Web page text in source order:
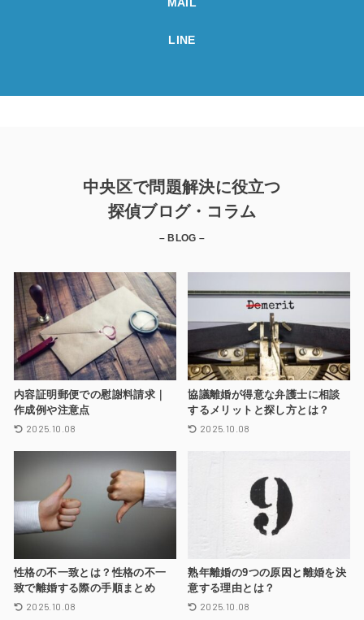
LINE
中央区で問題解決に役立つ
探偵ブログ・コラム
– BLOG –
内容証明郵便での慰謝料請求｜
作成例や注意点
2025.10.08
協議離婚が得意な弁護士に相談
するメリットと探し方とは？
2025.10.08
性格の不一致とは？性格の不一
致で離婚する際の手順まとめ
2025.10.08
熟年離婚の9つの原因と離婚を決
意する理由とは？
2025.10.08